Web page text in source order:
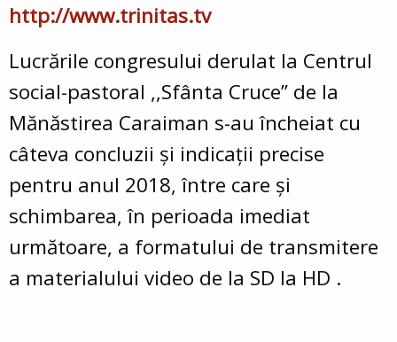
http://www.trinitas.tv
Lucrările congresului derulat la Centrul
social-pastoral ,,Sfânta Cruce” de la
Mănăstirea Caraiman s-au încheiat cu
câteva concluzii și indicații precise
pentru anul 2018, între care și
schimbarea, în perioada imediat
următoare, a formatului de transmitere
a materialului video de la SD la HD .